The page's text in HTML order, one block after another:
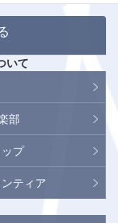
いて
部
プ
ティア